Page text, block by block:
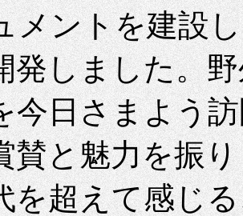
メントを建設
発しました。
今日さまよう
賛と魅力を振
を超えて感じ